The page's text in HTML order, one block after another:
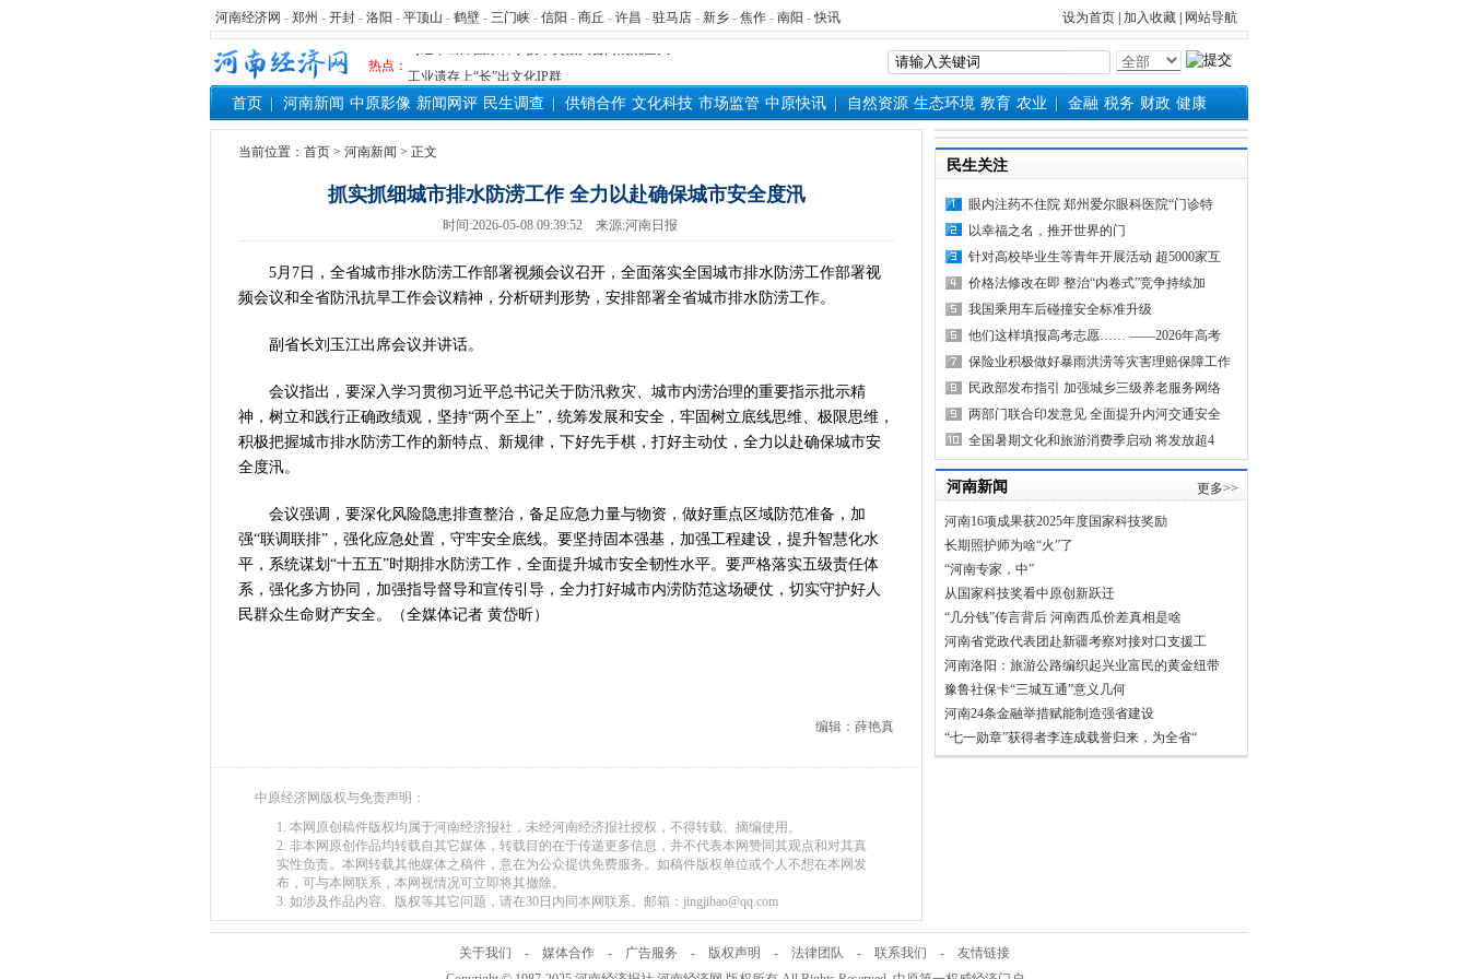
河南经济网 - 郑州 - 开封 - 洛阳 - 平顶山 - 鹤壁 - 三门峡 - 信阳 - 商丘 - 许昌 - 驻马店 - 新乡 - 焦作 - 南阳 -快讯 设为首页 加入收藏 网站导航
热点：
河南省党政代表团赴新疆考察对接对口支援工
习近平出席国家科学技术奖励大会两院院士大
工业遗存上“长”出文化IP群
河南可再生能源装机突破1亿千瓦 占比近六成
三个“没想到”刷新港区速度
336件（组）意大利文物在豫开启亚洲首展
河南省政协十三届常委会第二十次会议闭幕
习近平对防汛救灾工作作出重要指示
郑州、济南、青岛三城联合发布社保卡居民服
2026年“文明实践进基层”主题活动在郏县举
省政协十三届常委会第二十次会议开幕
“建设社会主义现代化强国，关键在科技自立自
算力，正在重新“耕种”中原
河南省二十条硬核举措出炉 力促民间投资“
河南省主汛期防汛抗旱工作专题调度会召开
从国家科技奖看中原创新跃迁
“几分钱”传言背后 河南西瓜价差真相是啥
河南省党政代表团赴新疆考察对接对口支援工
习近平出席国家科学技术奖励大会两院院士大
工业遗存上“长”出文化IP群
2026年“文明实践进基层”主题活动在郏县举
省政协十三届常委会第二十次会议开幕
“七一勋章”获得者丨“炼油专家”陈俊武：科
“建设社会主义现代化强国，关键在科技自立自
豫篮联赛结束第十七轮争夺 两小组前四名格
算力，正在重新“耕种”中原
河南省二十条硬核举措出炉 力促民间投资“
首页 河南新闻 中原影像 新闻网评 民生调查 供销合作 文化科技 市场监管 中原快讯 自然资源 生态环境 教育 农业 金融 税务 财政 健康
当前位置： 首页 > 河南新闻 > 正文
抓实抓细城市排水防涝工作 全力以赴确保城市安全度汛
时间:2026-05-08 09:39:52 来源:河南日报
5月7日，全省城市排水防涝工作部署视频会议召开，全面落实全国城市排水防涝工作部署视
频会议和全省防汛抗旱工作会议精神，分析研判形势，安排部署全省城市排水防涝工作。
副省长刘玉江出席会议并讲话。
会议指出，要深入学习贯彻习近平总书记关于防汛救灾、城市内涝治理的重要指示批示精
神，树立和践行正确政绩观，坚持“两个至上”，统筹发展和安全，牢固树立底线思维、极限思维，
积极把握城市排水防涝工作的新特点、新规律，下好先手棋，打好主动仗，全力以赴确保城市安
全度汛。
会议强调，要深化风险隐患排查整治，备足应急力量与物资，做好重点区域防范准备，加
强“联调联排”，强化应急处置，守牢安全底线。要坚持固本强基，加强工程建设，提升智慧化水
平，系统谋划“十五五”时期排水防涝工作，全面提升城市安全韧性水平。要严格落实五级责任体
系，强化多方协同，加强指导督导和宣传引导，全力打好城市内涝防范这场硬仗，切实守护好人
民群众生命财产安全。（全媒体记者 黄岱昕）
编辑：薛艳真
中原经济网版权与免责声明：
1. 本网原创稿件版权均属于河南经济报社，未经河南经济报社授权，不得转载、摘编使用。
2. 非本网原创作品均转载自其它媒体，转载目的在于传递更多信息，并不代表本网赞同其观点和对其真
实性负责。本网转载其他媒体之稿件，意在为公众提供免费服务。如稿件版权单位或个人不想在本网发
布，可与本网联系，本网视情况可立即将其撤除。
3. 如涉及作品内容、版权等其它问题，请在30日内同本网联系。邮箱：jingjibao@qq.com
民生关注
眼内注药不住院 郑州爱尔眼科医院“门诊特
以幸福之名，推开世界的门
针对高校毕业生等青年开展活动 超5000家互
价格法修改在即 整治“内卷式”竞争持续加
我国乘用车后碰撞安全标准升级
他们这样填报高考志愿…… ——2026年高考
保险业积极做好暴雨洪涝等灾害理赔保障工作
民政部发布指引 加强城乡三级养老服务网络
两部门联合印发意见 全面提升内河交通安全
全国暑期文化和旅游消费季启动 将发放超4
河南新闻 更多>>
河南16项成果获2025年度国家科技奖励
长期照护师为啥“火”了
“河南专家，中”
从国家科技奖看中原创新跃迁
“几分钱”传言背后 河南西瓜价差真相是啥
河南省党政代表团赴新疆考察对接对口支援工
河南洛阳：旅游公路编织起兴业富民的黄金纽带
豫鲁社保卡“三城互通”意义几何
河南24条金融举措赋能制造强省建设
“七一勋章”获得者李连成载誉归来，为全省“
关于我们 - 媒体合作 - 广告服务 - 版权声明 - 法律团队 - 联系我们 - 友情链接